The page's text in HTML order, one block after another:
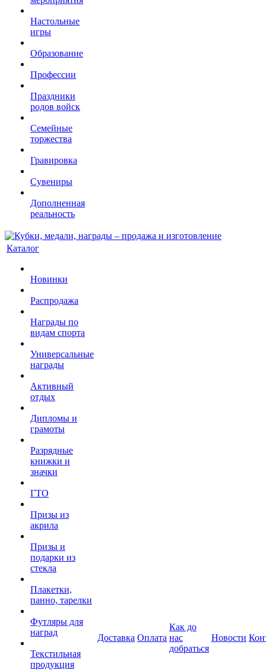
Настольные
игры
Образование
Профессии
Праздники
родов войск
Семейные
торжества
Гравировка
Сувениры
Дополненная
реальность
Каталог
Новинки
Распродажа
Награды по
видам спорта
Универсальные
награды
Активный
отдых
Дипломы и
грамоты
Разрядные
книжки и
значки
ГТО
Призы из
акрила
Призы и
подарки из
стекла
Плакетки,
панно, тарелки
Футляры для
наград
Текстильная
продукция
Доставка Оплата
Как до
нас
добраться
Новости